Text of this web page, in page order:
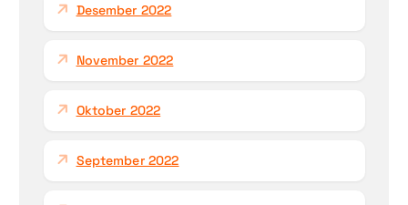
Desember 2022
November 2022
Oktober 2022
September 2022